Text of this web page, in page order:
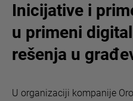
Inicijative i
u primeni
rešenja u
U organizaciji kompanije